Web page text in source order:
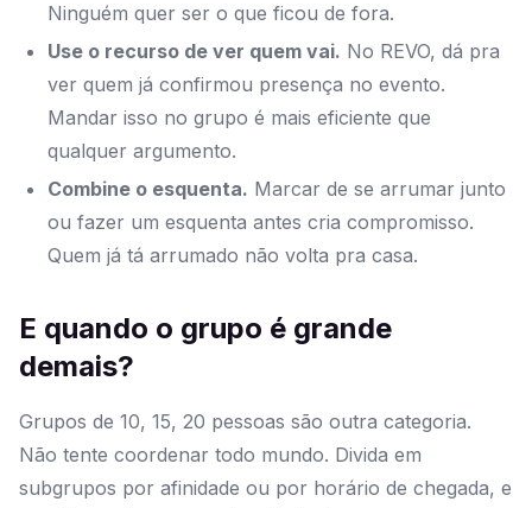
Ninguém quer ser o que ficou de fora.
Use o recurso de ver quem vai. No REVO, dá pra
ver quem já confirmou presença no evento.
Mandar isso no grupo é mais eficiente que
qualquer argumento.
Combine o esquenta. Marcar de se arrumar junto
ou fazer um esquenta antes cria compromisso.
Quem já tá arrumado não volta pra casa.
E quando o grupo é grande
demais?
Grupos de 10, 15, 20 pessoas são outra categoria.
Não tente coordenar todo mundo. Divida em
subgrupos por afinidade ou por horário de chegada, e